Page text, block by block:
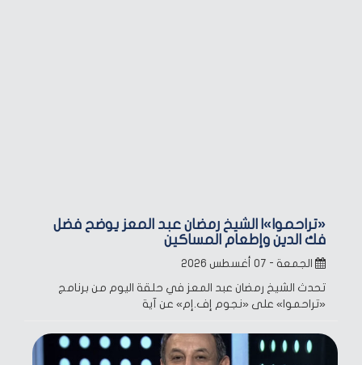
«تراحموا»| الشيخ رمضان عبد المعز يوضح فضل
فك الدين وإطعام المساكين
الجمعة - ٠٧ أغسطس ٢٠٢٦
تحدث الشيخ رمضان عبد المعز في حلقة اليوم من برنامج
«تراحموا» على «نجوم إف.إم» عن آية